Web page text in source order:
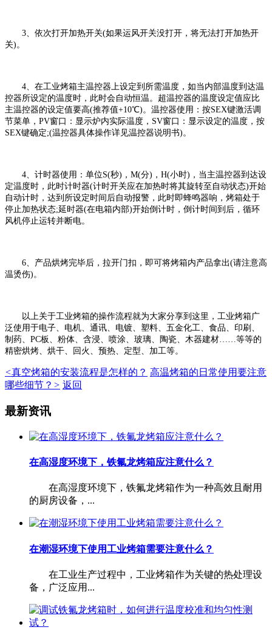
3、依次打开加热开关(如果运风开关没打开，将无法打开加热开
关)。
4、在工业烤箱主温控器上设定到所需温度，如当内部温度到达温
控器所设定的温度时，此时会自动恒温。超温控器的温度设定值应比
主温控器的设定值要高(推荐值+10℃)。温控器使用：按SEX键激活调
节菜单，PV窗口：显示炉内实际温度，SV窗口：显示设定的温度，按
SEX键确定;(温控器具体操作详见温控器说明书)。
4、计时器使用：单位S(秒)，M(分)，H(小时)，当主温控器到达设
定温度时，此时计时器(计时开关应在加热时将其旋转至自动状态)开始
自动计时，达到所设定时间后自动报警，此时即蜂鸣器响，烤箱处于
停止加热状态;延时器(在电箱内部)开始倒计时，倒计时间到后，循环
风机停止运转并断电。
6、产品烘烤完毕后，拉开门扣，即可将烤箱内产品拿出(请注意高
温烫伤)。
以上关于工业烤箱的操作流程就为大家分享到这里，工业烤箱广
泛使用于电子、电机、通讯、电镀、塑料、五金化工、食品、印刷、
制药、PC板、粉体、含浸、喷涂、玻璃、陶瓷、木器建材……等等的
精密烘烤、烘干、回火、预热、定型、加工等。
<真空烤箱的安装流程是怎样的？ 高温烤箱的日常使用要注意
哪些细节？ > 返回
最新资讯
在高湿度环境下，铁氟龙烤箱应注意什么？
在高湿度环境下，铁氟龙烤箱作为一种高效且耐用
的厨房设备，...
在潮湿环境下使用工业烤箱需要注意什么？
在工业生产过程中，工业烤箱作为关键的热处理设
备，广泛应用...